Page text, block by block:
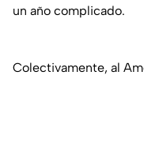
un año complicado.
Colectivamente, al